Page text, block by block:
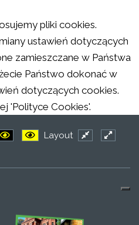
pliki cookies.
ustawień dotyczących
zamieszczane w Państwa
Państwo dokonać w
dotyczących cookies.
'Polityce Cookies'.
Layout